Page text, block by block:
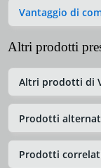
Vantaggio di
Altri prodotti
Altri prodotti di
Prodotti
Prodotti